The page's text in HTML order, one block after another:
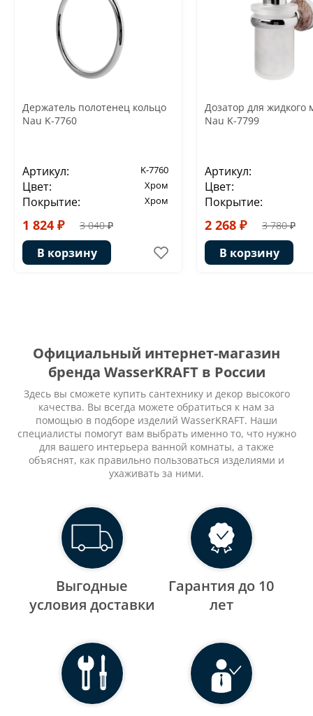
Держатель полотенец кольцо
Nau K-7760
Артикул: K-7760
Цвет: Хром
Покрытие: Хром
1 824 ₽ 3 040 ₽
В корзину
Дозатор для жидкого
Nau K-7799
Артикул:
Цвет:
Покрытие:
2 268 ₽ 3 780 ₽
В корзину
Официальный интернет-магазин
бренда WasserKRAFT в России
Здесь вы сможете купить сантехнику и декор высокого
качества. Вы всегда можете обратиться к нам за
помощью в подборе изделий WasserKRAFT. Наши
специалисты помогут вам выбрать именно то, что нужно
для вашего интерьера ванной комнаты, а также
объяснят, как правильно пользоваться изделиями и
ухаживать за ними.
Выгодные
уcловия доставки
Гарантия до 10
лет